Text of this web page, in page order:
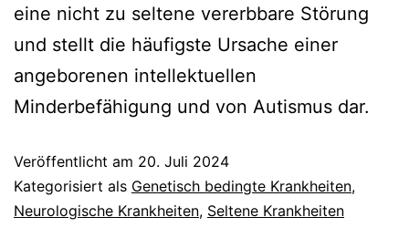
eine nicht zu seltene vererbbare Störung
und stellt die häufigste Ursache einer
angeborenen intellektuellen
Minderbefähigung und von Autismus dar.
Veröffentlicht am 20. Juli 2024
Kategorisiert als Genetisch bedingte Krankheiten,
Neurologische Krankheiten, Seltene Krankheiten